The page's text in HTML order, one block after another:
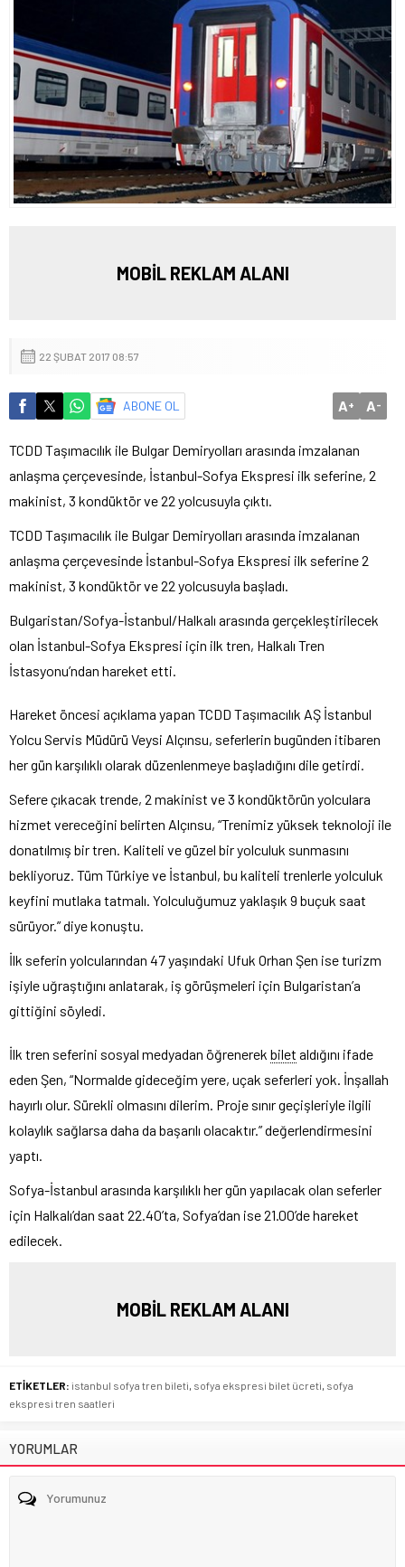
MOBİL REKLAM ALANI
22 ŞUBAT 2017 08:57
ABONE OL A+ A-
TCDD Taşımacılık ile Bulgar Demiryolları arasında imzalanan
anlaşma çerçevesinde, İstanbul-Sofya Ekspresi ilk seferine, 2
makinist, 3 kondüktör ve 22 yolcusuyla çıktı.
TCDD Taşımacılık ile Bulgar Demiryolları arasında imzalanan
anlaşma çerçevesinde İstanbul-Sofya Ekspresi ilk seferine 2
makinist, 3 kondüktör ve 22 yolcusuyla başladı.
Bulgaristan/Sofya-İstanbul/Halkalı arasında gerçekleştirilecek
olan İstanbul-Sofya Ekspresi için ilk tren, Halkalı Tren
İstasyonu’ndan hareket etti.
Hareket öncesi açıklama yapan TCDD Taşımacılık AŞ İstanbul
Yolcu Servis Müdürü Veysi Alçınsu, seferlerin bugünden itibaren
her gün karşılıklı olarak düzenlenmeye başladığını dile getirdi.
Sefere çıkacak trende, 2 makinist ve 3 kondüktörün yolculara
hizmet vereceğini belirten Alçınsu, “Trenimiz yüksek teknoloji ile
donatılmış bir tren. Kaliteli ve güzel bir yolculuk sunmasını
bekliyoruz. Tüm Türkiye ve İstanbul, bu kaliteli trenlerle yolculuk
keyfini mutlaka tatmalı. Yolculuğumuz yaklaşık 9 buçuk saat
sürüyor.” diye konuştu.
İlk seferin yolcularından 47 yaşındaki Ufuk Orhan Şen ise turizm
işiyle uğraştığını anlatarak, iş görüşmeleri için Bulgaristan’a
gittiğini söyledi.
İlk tren seferini sosyal medyadan öğrenerek bilet aldığını ifade
eden Şen, “Normalde gideceğim yere, uçak seferleri yok. İnşallah
hayırlı olur. Sürekli olmasını dilerim. Proje sınır geçişleriyle ilgili
kolaylık sağlarsa daha da başarılı olacaktır.” değerlendirmesini
yaptı.
Sofya-İstanbul arasında karşılıklı her gün yapılacak olan seferler
için Halkalı’dan saat 22.40’ta, Sofya’dan ise 21.00’de hareket
edilecek.
MOBİL REKLAM ALANI
ETİKETLER: istanbul sofya tren bileti sofya ekspresi bilet ücreti sofya
ekspresi tren saatleri
YORUMLAR